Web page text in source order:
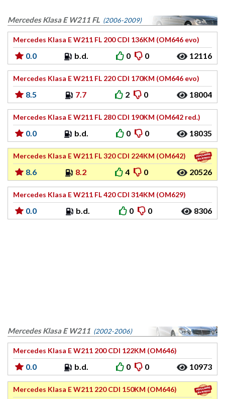
Mercedes Klasa E W211 FL (2006-2009)
Mercedes Klasa E W211 FL 200 CDI 136KM (OM646 evo)
0.0 b.d. 0 0 12116
Mercedes Klasa E W211 FL 220 CDI 170KM (OM646 evo)
8.5 7.7 2 0 18004
Mercedes Klasa E W211 FL 280 CDI 190KM (OM642 red.)
0.0 b.d. 0 0 18035
Mercedes Klasa E W211 FL 320 CDI 224KM (OM642)
8.6 8.2 4 0 20526
Mercedes Klasa E W211 FL 420 CDI 314KM (OM629)
0.0 b.d. 0 0 8306
Mercedes Klasa E W211 (2002-2006)
Mercedes Klasa E W211 200 CDI 122KM (OM646)
0.0 b.d. 0 0 10973
Mercedes Klasa E W211 220 CDI 150KM (OM646)